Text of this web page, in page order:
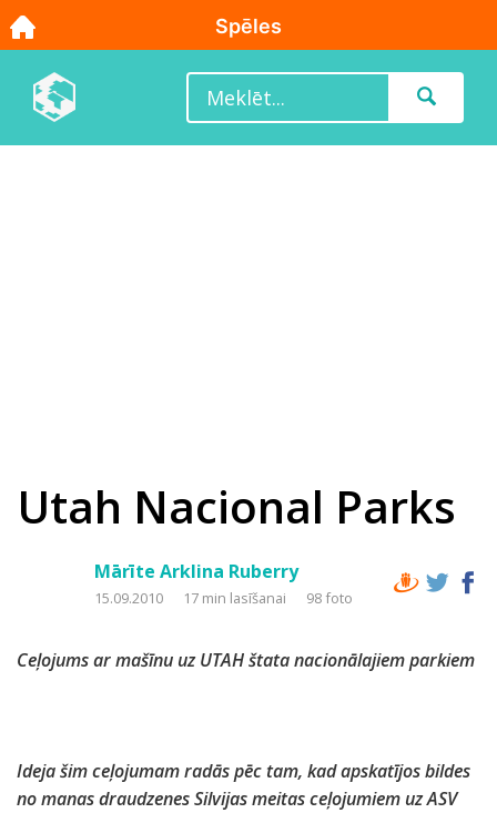
Utah Nacional Parks
Mārīte Arklina Ruberry
15.09.2010 17 min lasīšanai 98 foto
Ceļojums ar mašīnu uz UTAH štata nacionālajiem parkiem
Ideja šim ceļojumam radās pēc tam, kad apskatījos bildes
no manas draudzenes Silvijas meitas ceļojumiem uz ASV